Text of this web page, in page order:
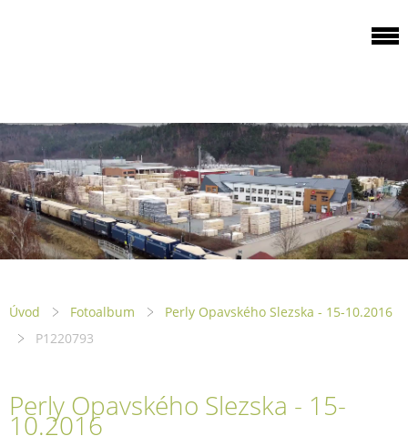
Úvod Fotoalbum
Perly Opavského Slezska - 15-10.2016
P1220793
Perly Opavského Slezska - 15-
10.2016